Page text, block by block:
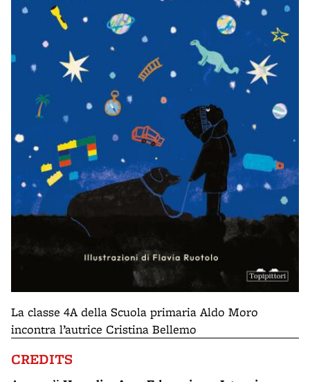
La classe 4A della Scuola primaria Aldo Moro
incontra l’autrice Cristina Bellemo
CREDITS